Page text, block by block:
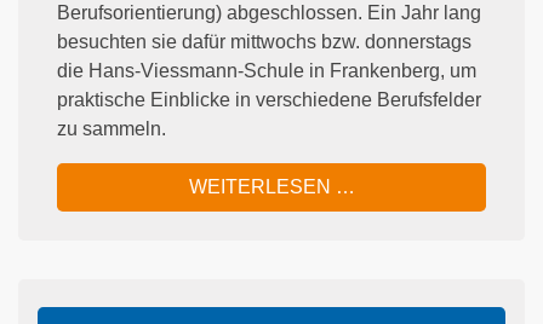
Berufsorientierung) abgeschlossen. Ein Jahr lang
besuchten sie dafür mittwochs bzw. donnerstags
die Hans-Viessmann-Schule in Frankenberg, um
praktische Einblicke in verschiedene Berufsfelder
zu sammeln.
WEITERLESEN …